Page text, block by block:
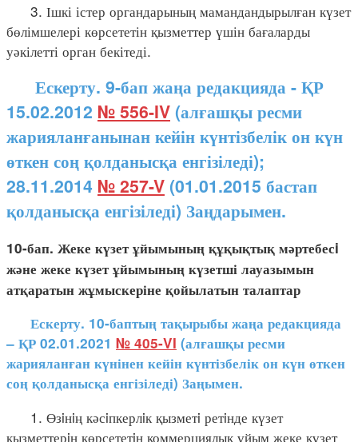
3. Ішкі істер органдарының мамандандырылған күзет
бөлімшелері көрсететін қызметтер үшін бағаларды
уәкілетті орган бекітеді.
Ескерту. 9-бап жаңа редакцияда - ҚР
15.02.2012 № 556-IV (алғашқы ресми
жарияланғанынан кейін күнтізбелік он күн
өткен соң қолданысқа енгізіледі);
28.11.2014 № 257-V (01.01.2015 бастап
қолданысқа енгізіледі) Заңдарымен.
10-бап. Жеке күзет ұйымының құқықтық мәртебесi
және жеке күзет ұйымының күзетші лауазымын
атқаратын жұмыскеріне қойылатын талаптар
Ескерту. 10-баптың тақырыбы жаңа редакцияда
– ҚР 02.01.2021 № 405-VI (алғашқы ресми
жарияланған күнінен кейін күнтізбелік он күн өткен
соң қолданысқа енгізіледі) Заңымен.
1. Өзiнiң кәсiпкерлiк қызметi ретiнде күзет
қызметтерiн көрсететiн коммерциялық ұйым жеке күзет